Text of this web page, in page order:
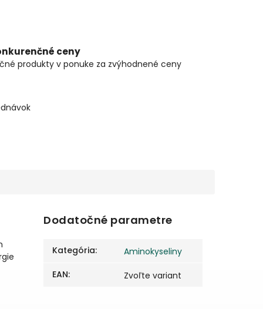
ceny
produkty v ponuke za zvýhodnené ceny
Dodatočné parametre
Kategória:
Aminokyseliny
EAN: Zvoľte variant